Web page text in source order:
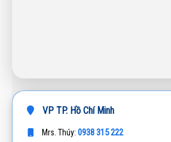
VP TP. Hồ Chí Minh
Mrs. Thúy: 0938 315 222